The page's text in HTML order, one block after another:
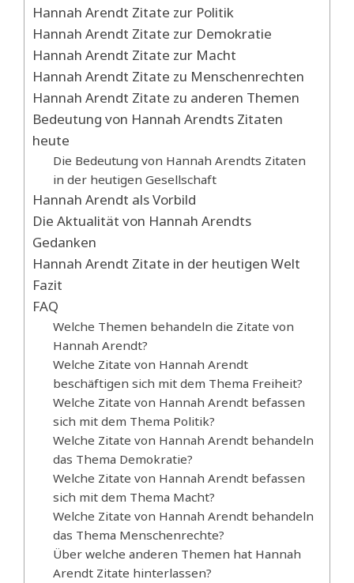
Hannah Arendt Zitate zur Politik
Hannah Arendt Zitate zur Demokratie
Hannah Arendt Zitate zur Macht
Hannah Arendt Zitate zu Menschenrechten
Hannah Arendt Zitate zu anderen Themen
Bedeutung von Hannah Arendts Zitaten
heute
Die Bedeutung von Hannah Arendts Zitaten
in der heutigen Gesellschaft
Hannah Arendt als Vorbild
Die Aktualität von Hannah Arendts
Gedanken
Hannah Arendt Zitate in der heutigen Welt
Fazit
FAQ
Welche Themen behandeln die Zitate von
Hannah Arendt?
Welche Zitate von Hannah Arendt
beschäftigen sich mit dem Thema Freiheit?
Welche Zitate von Hannah Arendt befassen
sich mit dem Thema Politik?
Welche Zitate von Hannah Arendt behandeln
das Thema Demokratie?
Welche Zitate von Hannah Arendt befassen
sich mit dem Thema Macht?
Welche Zitate von Hannah Arendt behandeln
das Thema Menschenrechte?
Über welche anderen Themen hat Hannah
Arendt Zitate hinterlassen?